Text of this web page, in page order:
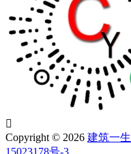

Copyright © 2026 建筑一生
15023178号-3